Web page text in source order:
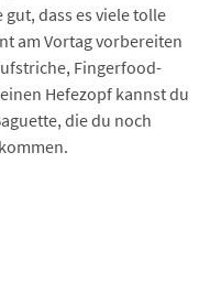
dass es viele tolle
am Vortag vorbereiten
Fingerfood-
Hefezopf kannst du
die du noch